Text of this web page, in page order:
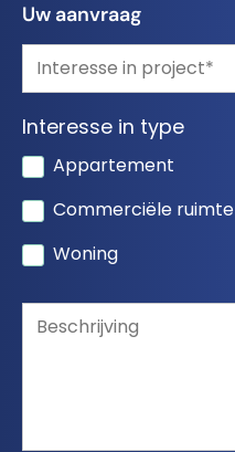
Uw aanvraag
Appartement
Commerciële ruimte
Woning
Interesse in type